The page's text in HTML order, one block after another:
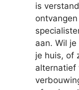
is
aan. Wil
je huis, of
alternatief